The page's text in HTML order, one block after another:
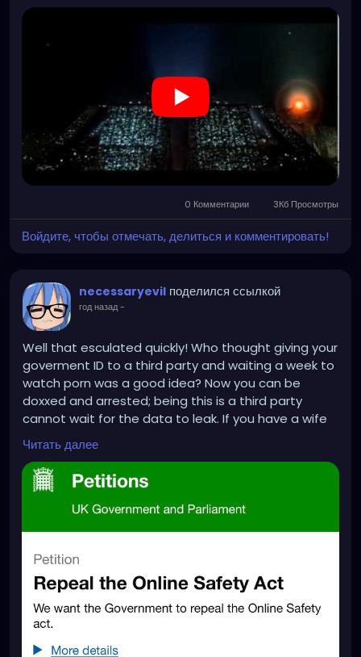
0 Комментарии 3Кб Просмотры
Войдите, чтобы отмечать, делиться и комментировать!
necessaryevil поделился ссылкой
год назад-
Well that esculated quickly! Who thought giving your
goverment ID to a third party and waiting a week to
watch porn was a good idea? Now you can be
doxxed and arrested; being this is a third party
cannot wait for the data to leak. If you have a wife
and Girl friend how do explain the blackmail from
said leaks because you went on onlyfans!
https://pbs.twimg.com/media/GwxEaFeWEAEdtoB?
format=jpg&name=large
Читать далее